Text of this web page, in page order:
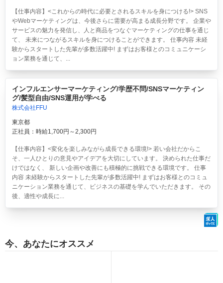
【仕事内容】<これからの時代に必要とされるスキルを身につける!> SNS
やWebマーケティングは、今後さらに需要が高まる成長分野です。 企業や
サービスの魅力を発信し、人と商品をつなぐマーケティングの仕事を通じ
て、 未来につながるスキルを身につけることができます。 仕事内容 未経
験からスタートした先輩が多数活躍中! まずはお客様とのコミュニケーシ
ョン業務を通じて、...
インフルエンサーマーケティング/学歴不問/SNSマーケティン
グ/髪型自由/SNS運用が学べる
株式会社FFU
東京都
正社員：時給1,700円～2,300円
【仕事内容】<変化を楽しみながら成長できる環境!> 若い会社だからこ
そ、一人ひとりの意見やアイデアを大切にしています。 決められた仕事だ
けではなく、 新しい企画や改善にも積極的に挑戦できる環境です。 仕事
内容 未経験からスタートした先輩が多数活躍中! まずはお客様とのコミュ
ニケーション業務を通じて、ビジネスの基礎を学んでいただきます。 その
後、適性や成長に...
今、あなたにオススメ